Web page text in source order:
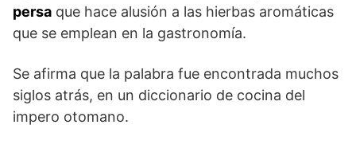
persa que hace alusión a las hierbas aromáticas
que se emplean en la gastronomía.
Se afirma que la palabra fue encontrada muchos
siglos atrás, en un diccionario de cocina del
impero otomano.